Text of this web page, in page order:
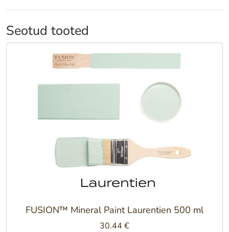
Seotud tooted
FUSION™ Mineral Paint Laurentien 500 ml
30.44 €